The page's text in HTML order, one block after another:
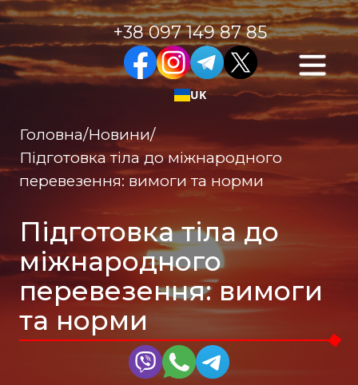
+38 097 149 87 85
UK
Головна/Новини/
Підготовка тіла до міжнародного
перевезення: вимоги та норми
Підготовка тіла до
міжнародного
перевезення: вимоги
та норми